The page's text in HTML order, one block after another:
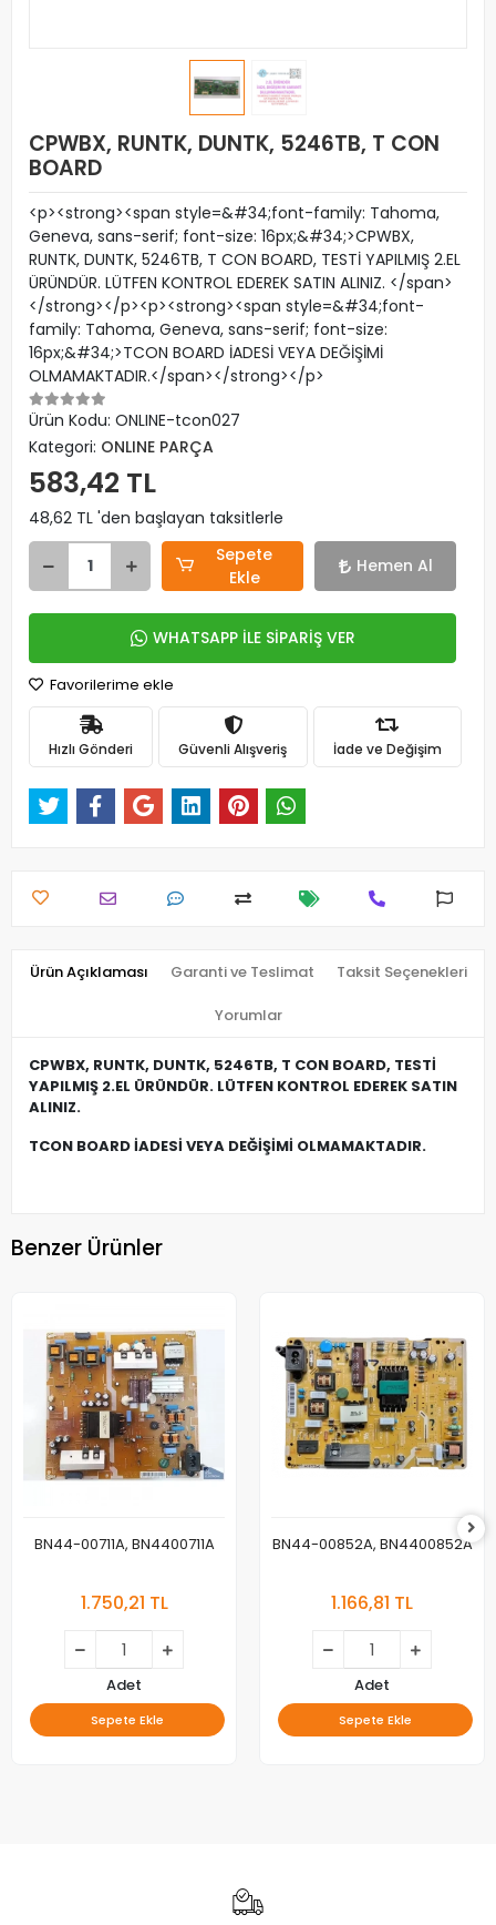
CPWBX, RUNTK, DUNTK, 5246TB, T CON
BOARD
<p><strong><span style=&#34;font-family: Tahoma,
Geneva, sans-serif; font-size: 16px;&#34;>CPWBX,
RUNTK, DUNTK, 5246TB, T CON BOARD, TESTİ YAPILMIŞ 2.EL
ÜRÜNDÜR. LÜTFEN KONTROL EDEREK SATIN ALINIZ. </span>
</strong></p><p><strong><span style=&#34;font-
family: Tahoma, Geneva, sans-serif; font-size:
16px;&#34;>TCON BOARD İADESİ VEYA DEĞİŞİMİ
OLMAMAKTADIR.</span></strong></p>
Ürün Kodu: ONLINE-tcon027
Kategori: ONLINE PARÇA
583,42 TL
48,62 TL 'den başlayan taksitlerle
Sepete
Ekle
Hemen Al
WHATSAPP İLE SİPARİŞ VER
Favorilerime ekle
Hızlı Gönderi Güvenli Alışveriş İade ve Değişim
Ürün Açıklaması Garanti ve Teslimat Taksit Seçenekleri
Yorumlar
CPWBX, RUNTK, DUNTK, 5246TB, T CON BOARD, TESTİ
YAPILMIŞ 2.EL ÜRÜNDÜR. LÜTFEN KONTROL EDEREK SATIN
ALINIZ.
TCON BOARD İADESİ VEYA DEĞİŞİMİ OLMAMAKTADIR.
Benzer Ürünler
BN44-00711A, BN4400711A
1.750,21 TL
Adet
Sepete Ekle
BN44-00852A, BN4400852A
1.166,81 TL
Adet
Sepete Ekle